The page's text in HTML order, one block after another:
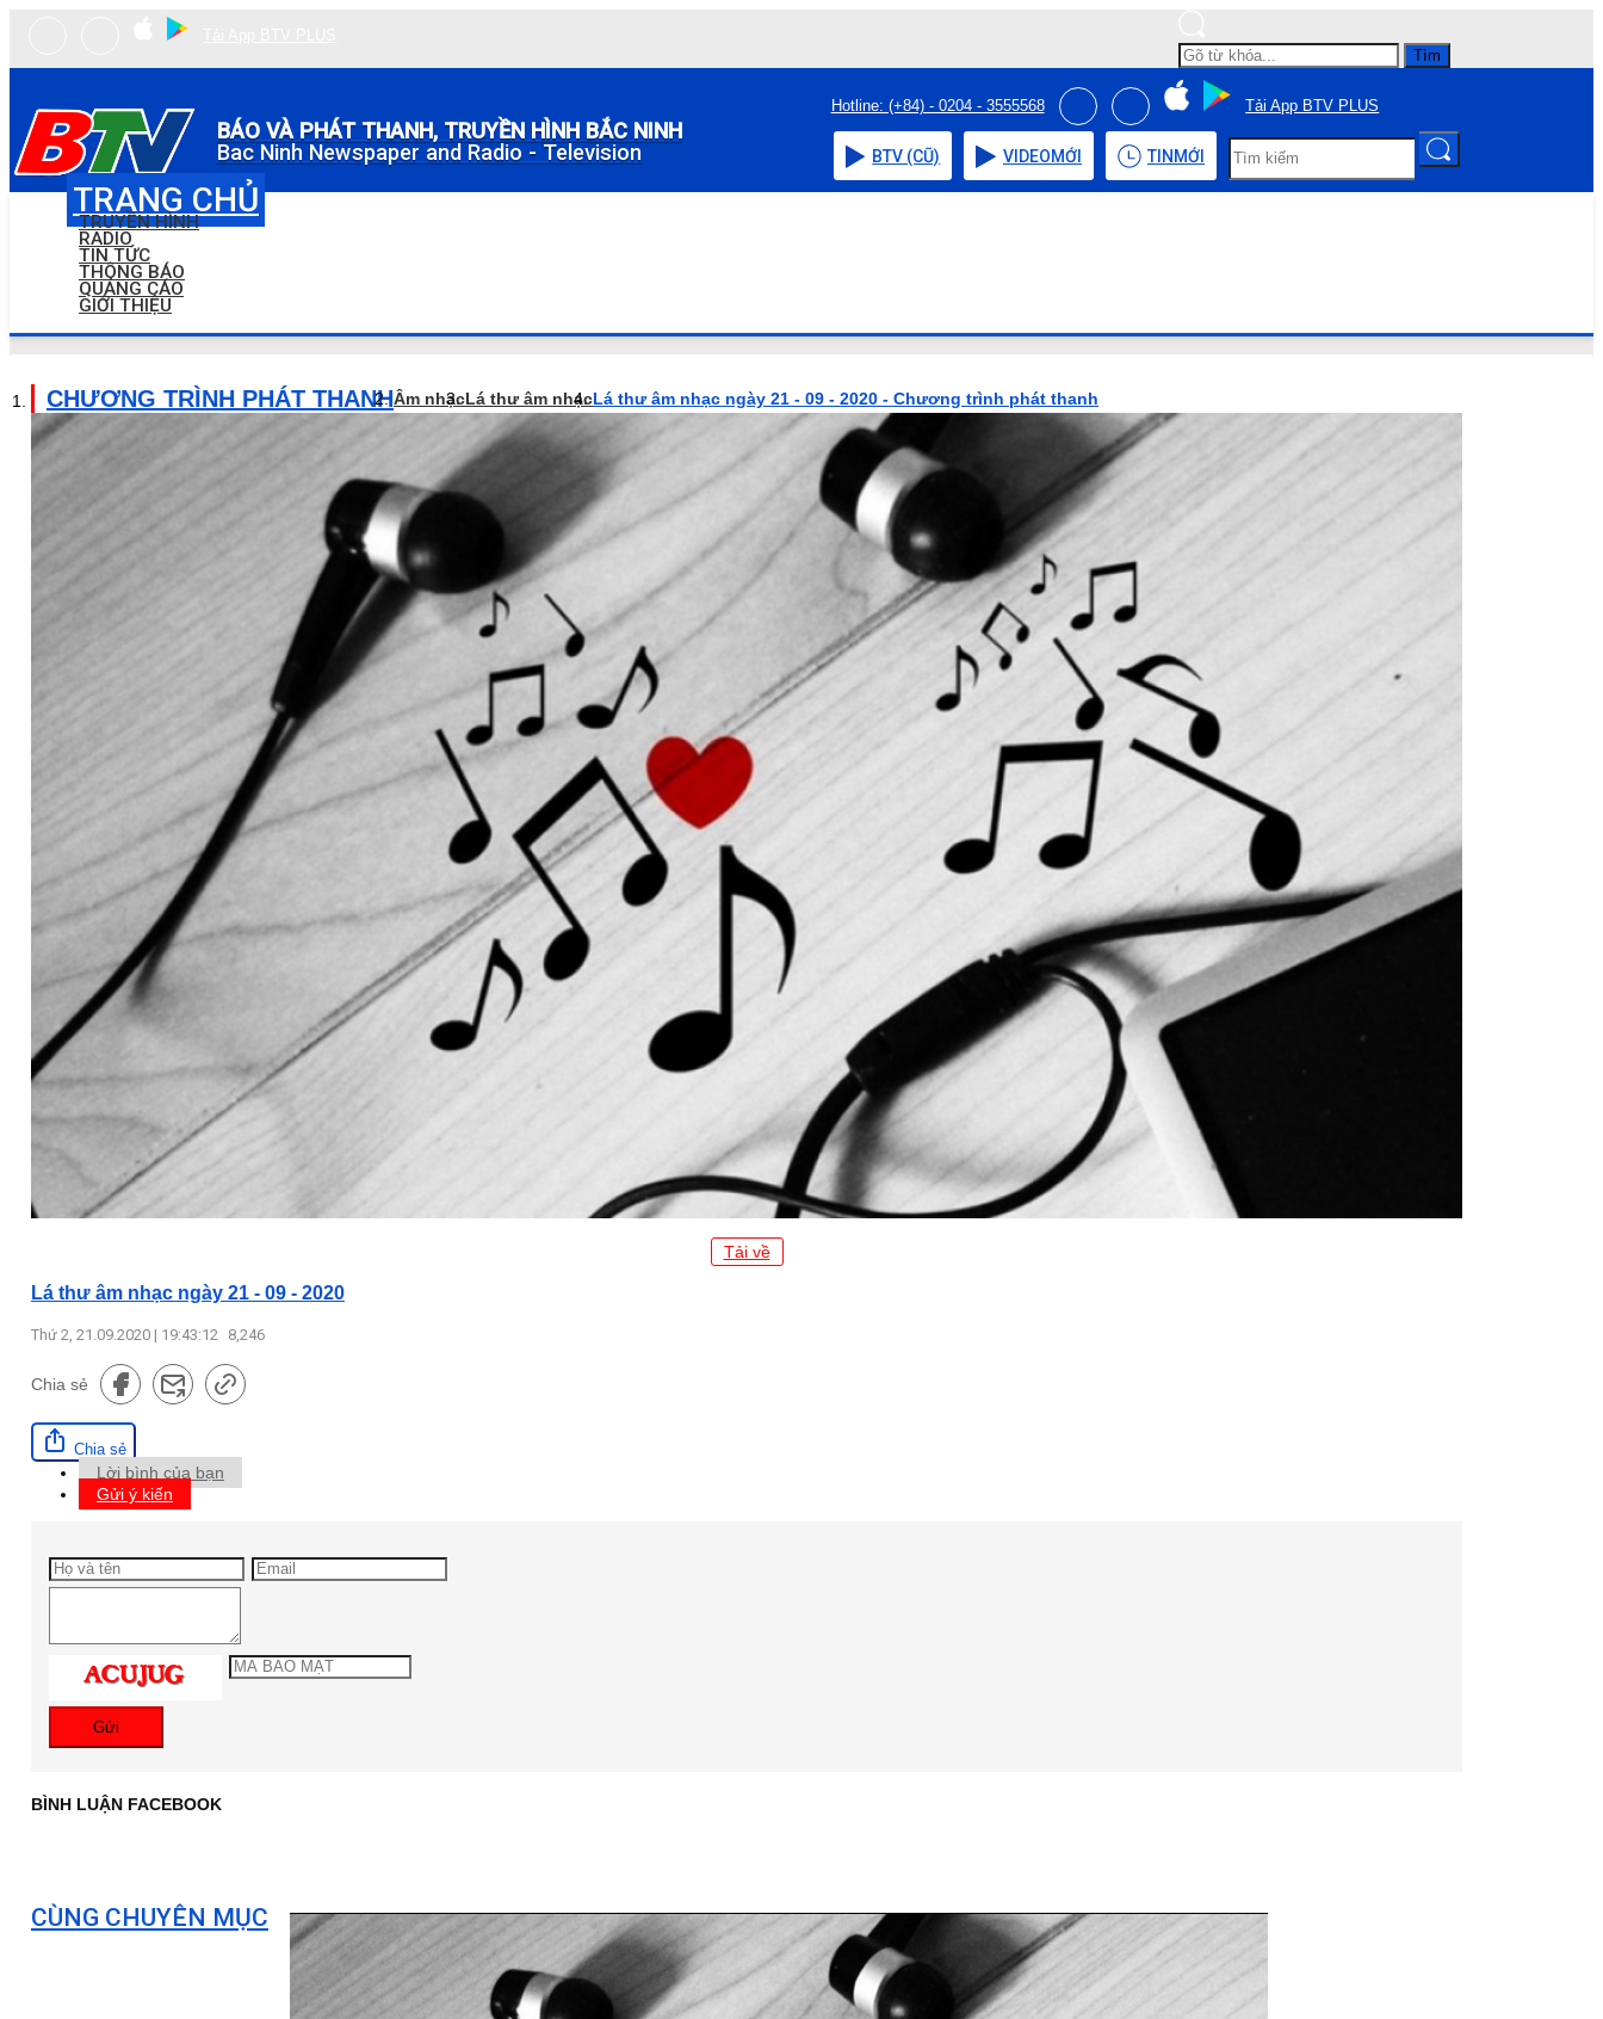
Tìm
BÁO VÀ PHÁT THANH, TRUYỀN HÌNH BẮC NINH
Bac Ninh Newspaper and Radio - Television
Hotline: (+84) - 0204 - 3555568 Tải App BTV PLUS
BTV (CŨ) VIDEOMỚI TIN MỚI
TRANG CHỦ
TRUYỀN HÌNH
RADIO
TIN TỨC
THÔNG BÁO
QUẢNG CÁO
GIỚI THIỆU
CHƯƠNG TRÌNH PHÁT THANHÂm nhạcLá thư âm nhạcLá thư âm nhạc ngày 21 - 09 - 2020 - Chương trình phát thanh
Tải về
Lá thư âm nhạc ngày 21 - 09 - 2020
Thứ 2, 21.09.2020 | 19:43:12 8,246
Chia sẻ
Chia sẻ
Lời bình của bạn
Gửi ý kiến
Gửi
BÌNH LUẬN FACEBOOK
CÙNG CHUYÊN MỤC